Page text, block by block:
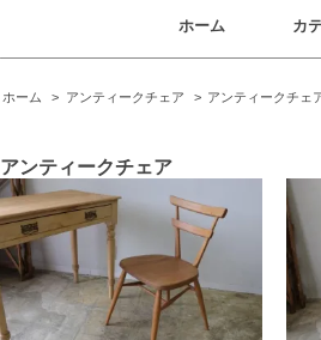
ホーム カ
ホーム > アンティークチェア > アンティークチェ
アンティークチェア